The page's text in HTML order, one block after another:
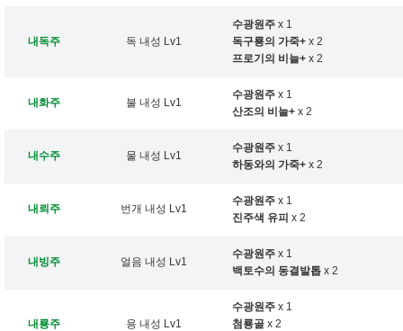
내독주 독 내성 Lv1
수광원주 x 1
독구룡의 가죽+ x 2
프로기의 비늘+ x 2
내화주 불 내성 Lv1
수광원주 x 1
산조의 비늘+ x 2
내수주 물 내성 Lv1
수광원주 x 1
하동와의 가죽+ x 2
내뢰주 번개 내성 Lv1
수광원주 x 1
진주색 유피 x 2
내빙주 얼음 내성 Lv1
수광원주 x 1
백토수의 동결발톱 x 2
내룡주 용 내성 Lv1
수광원주 x 1
첨룡골 x 2